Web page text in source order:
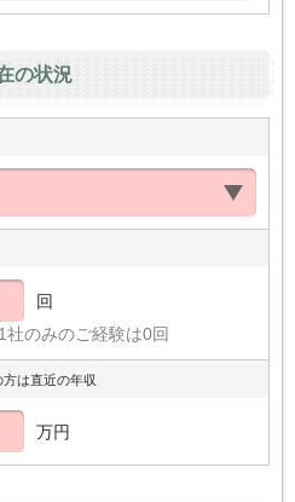
の状況
回
のみのご経験は0回
は直近の年収
万円